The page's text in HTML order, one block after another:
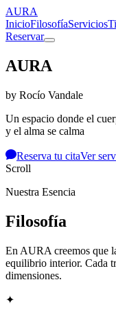
AURA
InicioFilosofíaServicios
Reservar
AURA
by Rocío Vandale
Un espacio donde el
y el alma se calma
Reserva tu citaVer
Scroll
Nuestra Esencia
Filosofía
En AURA creemos que
equilibrio interior. Cada
dimensiones.
✦